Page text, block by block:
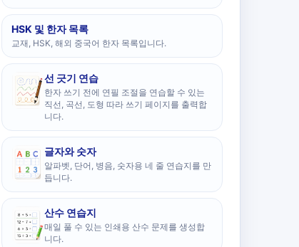
HSK 및 한자 목록
교재, HSK, 해외 중국어 한자 목록입니다.
선 긋기 연습
한자 쓰기 전에 연필 조절을 연습할 수 있는
직선, 곡선, 도형 따라 쓰기 페이지를 출력합
니다.
글자와 숫자
알파벳, 단어, 병음, 숫자용 네 줄 연습지를 만
듭니다.
산수 연습지
매일 풀 수 있는 인쇄용 산수 문제를 생성합
니다.